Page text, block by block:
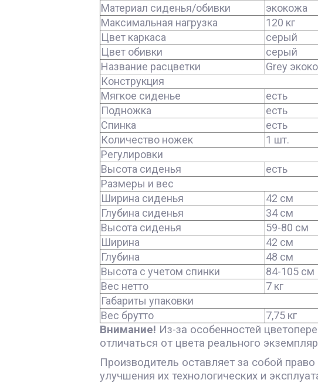
Материал сиденья/обивки
экокожа
Максимальная нагрузка
120 кг
Цвет каркаса
серый
Цвет обивки
серый
Название расцветки
Grey
Конструкция
Мягкое сиденье
есть
Подножка
есть
Спинка
есть
Количество ножек
1 шт.
Регулировки
Высота сиденья
есть
Размеры и вес
Ширина сиденья
42 см
Глубина сиденья
34 см
Высота сиденья
59-80 см
Ширина
42 см
Глубина
48 см
Высота с учетом спинки
84-105 см
Вес нетто
7 кг
Габариты упаковки
Вес брутто
7,75 кг
Внимание! Из-за особенностей
отличаться от цвета реального
Производитель оставляет за собой
улучшения их технологических и